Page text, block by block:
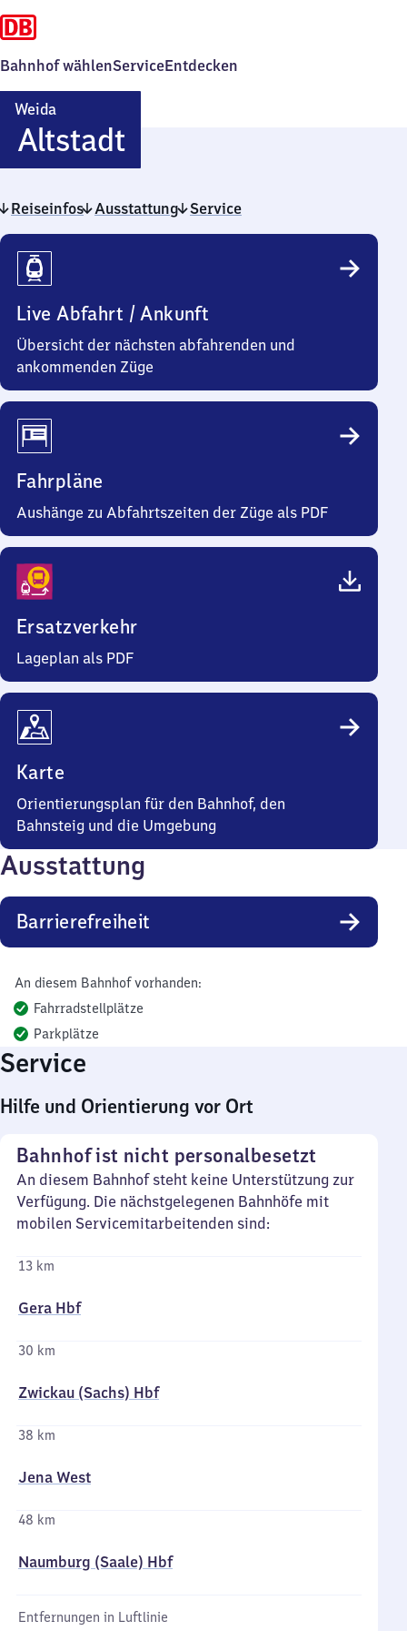
Bahnhof wählenServiceEntdecken
Weida
AltstadtWeida
Altstadt
Reiseinfos Ausstattung Service
Reiseinfos
Live Abfahrt / Ankunft
Übersicht der nächsten abfahrenden und
ankommenden Züge
Fahrpläne
Aushänge zu Abfahrtszeiten der Züge als PDF
Ersatzverkehr
Lageplan als PDF
Karte
Orientierungsplan für den Bahnhof, den
Bahnsteig und die Umgebung
Ausstattung
Barrierefreiheit
An diesem Bahnhof vorhanden:
Fahrradstellplätze
Parkplätze
Service
Hilfe und Orientierung vor Ort
Bahnhof ist nicht personalbesetzt
An diesem Bahnhof steht keine Unterstützung zur
Verfügung. Die nächstgelegenen Bahnhöfe mit
mobilen Servicemitarbeitenden sind:
13 km
Gera Hbf
30 km
Zwickau (Sachs) Hbf
38 km
Jena West
48 km
Naumburg (Saale) Hbf
Entfernungen in Luftlinie